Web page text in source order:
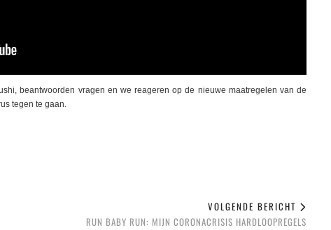
beantwoorden vragen en we reageren op de nieuwe maatregelen van de
tegen te gaan.
VOLGENDE BERICHT
RUN BABY RUN: MIJN CORONACRISIS HARDLOOPREGELS